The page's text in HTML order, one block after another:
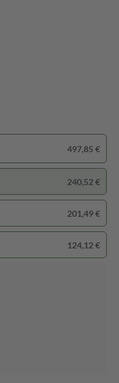
497,85 €
240,52 €
201,49 €
124,12 €